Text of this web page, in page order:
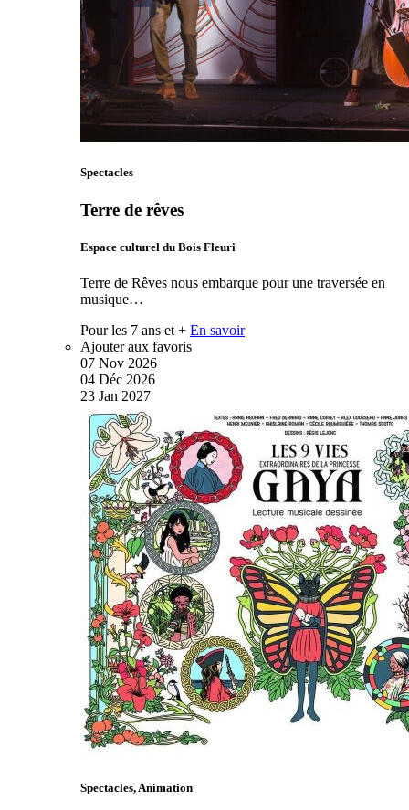
Spectacles
Terre de rêves
Espace culturel du Bois Fleuri
Terre de Rêves nous embarque pour une traversée en
musique…
Pour les 7 ans et + En savoir
Ajouter aux favoris
07 Nov 2026
04 Déc 2026
23 Jan 2027
Spectacles, Animation